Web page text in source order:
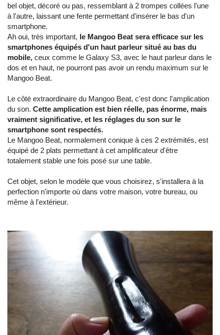
bel objet, décoré ou pas, ressemblant à 2 trompes collées l'une
à l'autre, laissant une fente permettant d'insérer le bas d'un
smartphone.
Ah oui, très important, le Mangoo Beat sera efficace sur les
smartphones équipés d'un haut parleur situé au bas du
mobile, ceux comme le Galaxy S3, avec le haut parleur dans le
dos et en haut, ne pourront pas avoir un rendu maximum sur le
Mangoo Beat.
Le côté extraordinaire du Mangoo Beat, c'est donc l'amplication
du son. Cette amplication est bien réelle, pas énorme, mais
vraiment significative, et les réglages du son sur le
smartphone sont respectés.
Le Mangoo Beat, normalement conique à ces 2 extrémités, est
équipé de 2 plats permettant à cet amplificateur d'être
totalement stable une fois posé sur une table.
Cet objet, selon le modèle que vous choisirez, s'installera à la
perfection n'importe où dans votre maison, votre bureau, ou
même à l'extérieur.